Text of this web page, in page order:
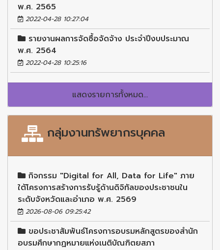
พ.ศ. 2565
2022-04-28 10:27:04
รายงานผลการจัดซื้อจัดจ้าง ประจำปีงบประมาณ
พ.ศ. 2564
2022-04-28 10:25:16
แสดงรายการทั้งหมด...
กลุ่มงานทรัพยากรบุคคล
กิจกรรม "Digital for All, Data for Life" ภาย
ใต้โครงการสร้างการรับรู้ด้านดิจิทัลของประชาชนใน
ระดับจังหวัดและอำเภอ พ.ศ. 2569
2026-08-06 09:25:42
ขอประชาสัมพันธ์โครงการอบรมหลักสูตรของสำนัก
อบรมศึกษากฏหมายแห่งเนติบัณฑิตยสภา